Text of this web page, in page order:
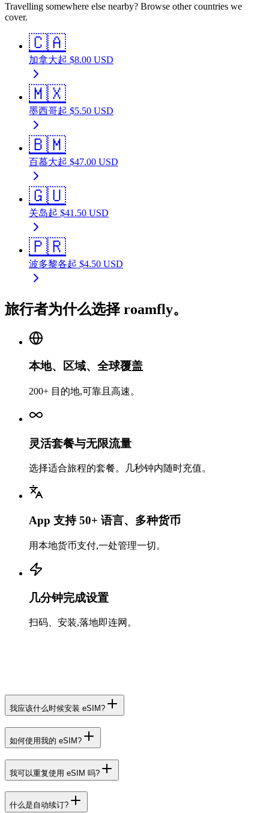
Travelling somewhere else nearby? Browse other countries we
cover.
🇨🇦
加拿大起 $8.00 USD
🇲🇽
墨西哥起 $5.50 USD
🇧🇲
百慕大起 $47.00 USD
🇬🇺
关岛起 $41.50 USD
🇵🇷
波多黎各起 $4.50 USD
旅行者为什么选择 roamfly。
本地、区域、全球覆盖
200+ 目的地,可靠且高速。
灵活套餐与无限流量
选择适合旅程的套餐。几秒钟内随时充值。
App 支持 50+ 语言、多种货币
用本地货币支付,一处管理一切。
几分钟完成设置
扫码、安装,落地即连网。
我应该什么时候安装 eSIM?
如何使用我的 eSIM?
我可以重复使用 eSIM 吗?
什么是自动续订?